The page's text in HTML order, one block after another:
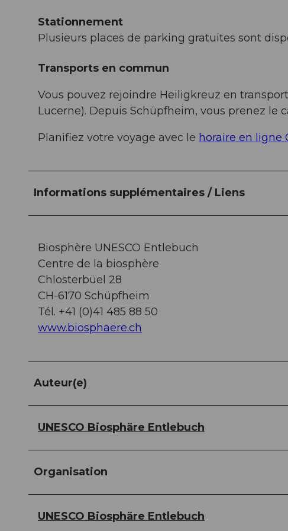
Stationnement
Plusieurs places de parking gratuites sont
Transports en commun
Vous pouvez rejoindre Heiligkreuz en
Lucerne). Depuis Schüpfheim, vous prenez le
Planifiez votre voyage avec le horaire en ligne
Informations supplémentaires / Liens
Biosphère UNESCO Entlebuch
Centre de la biosphère
Chlosterbüel 28
CH-6170 Schüpfheim
Tél. +41 (0)41 485 88 50
www.biosphaere.ch
Auteur(e)
UNESCO Biosphäre Entlebuch
Organisation
UNESCO Biosphäre Entlebuch